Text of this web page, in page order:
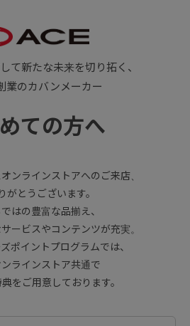
て新たな未来を切り拓く、
業のカバンメーカー
ての方へ
ンラインストアへのご来店、
がとうございます。
はの豊富な品揃え、
ービスやコンテンツが充実。
ポイントプログラムでは、
ラインストア共通で
をご用意しております。